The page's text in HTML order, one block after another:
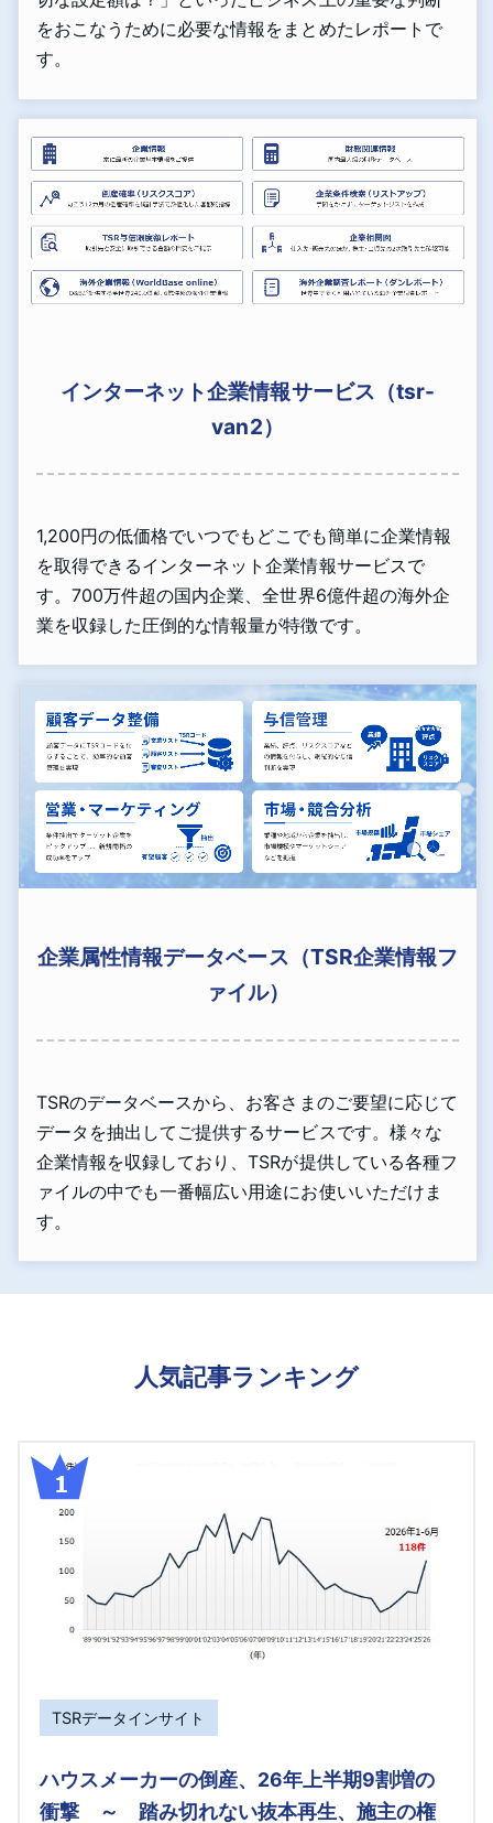
をおこなうために必要な情報をまとめたレポートで
す。
インターネット企業情報サービス（tsr-
van2）
1,200円の低価格でいつでもどこでも簡単に企業情報
を取得できるインターネット企業情報サービスで
す。700万件超の国内企業、全世界6億件超の海外企
業を収録した圧倒的な情報量が特徴です。
企業属性情報データベース（TSR企業情報フ
ァイル）
TSRのデータベースから、お客さまのご要望に応じて
データを抽出してご提供するサービスです。様々な
企業情報を収録しており、TSRが提供している各種フ
ァイルの中でも一番幅広い用途にお使いいただけま
す。
人気記事ランキング
TSRデータインサイト
ハウスメーカーの倒産、26年上半期9割増の
衝撃 ～ 踏み切れない抜本再生、施主の権